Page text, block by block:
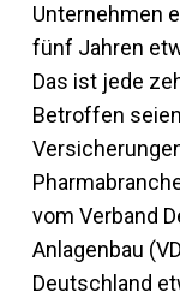
Unternehmen
fünf Jahren
Das ist jede
Betroffen
vom Verband
Anlagenbau
Deutschland